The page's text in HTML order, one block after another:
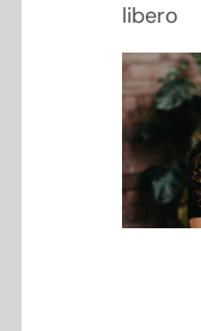
libero